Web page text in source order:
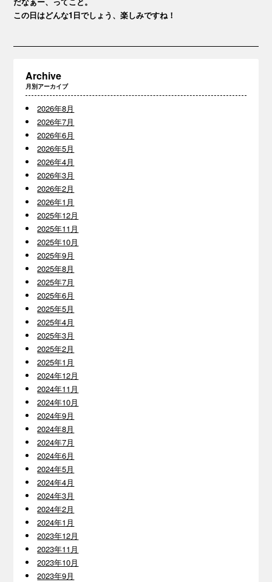
この日はどんな1日でしょう、楽しみですね！
Archive
月別アーカイブ
2026年8月
2026年7月
2026年6月
2026年5月
2026年4月
2026年3月
2026年2月
2026年1月
2025年12月
2025年11月
2025年10月
2025年9月
2025年8月
2025年7月
2025年6月
2025年5月
2025年4月
2025年3月
2025年2月
2025年1月
2024年12月
2024年11月
2024年10月
2024年9月
2024年8月
2024年7月
2024年6月
2024年5月
2024年4月
2024年3月
2024年2月
2024年1月
2023年12月
2023年11月
2023年10月
2023年9月